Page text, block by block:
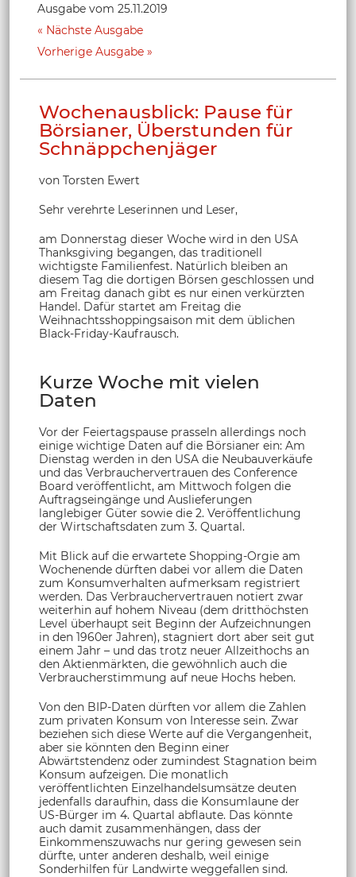
Ausgabe vom 25.11.2019
Nächste Ausgabe
Vorherige Ausgabe
Wochenausblick: Pause für
Börsianer, Überstunden für
Schnäppchenjäger
von Torsten Ewert
Sehr verehrte Leserinnen und Leser,
am Donnerstag dieser Woche wird in den USA
Thanksgiving begangen, das traditionell
wichtigste Familienfest. Natürlich bleiben an
diesem Tag die dortigen Börsen geschlossen und
am Freitag danach gibt es nur einen verkürzten
Handel. Dafür startet am Freitag die
Weihnachtsshoppingsaison mit dem üblichen
Black-Friday-Kaufrausch.
Kurze Woche mit vielen
Daten
Vor der Feiertagspause prasseln allerdings noch
einige wichtige Daten auf die Börsianer ein: Am
Dienstag werden in den USA die Neubauverkäufe
und das Verbrauchervertrauen des Conference
Board veröffentlicht, am Mittwoch folgen die
Auftragseingänge und Auslieferungen
langlebiger Güter sowie die 2. Veröffentlichung
der Wirtschaftsdaten zum 3. Quartal.
Mit Blick auf die erwartete Shopping-Orgie am
Wochenende dürften dabei vor allem die Daten
zum Konsumverhalten aufmerksam registriert
werden. Das Verbrauchervertrauen notiert zwar
weiterhin auf hohem Niveau (dem dritthöchsten
Level überhaupt seit Beginn der Aufzeichnungen
in den 1960er Jahren), stagniert dort aber seit gut
einem Jahr – und das trotz neuer Allzeithochs an
den Aktienmärkten, die gewöhnlich auch die
Verbraucherstimmung auf neue Hochs heben.
Von den BIP-Daten dürften vor allem die Zahlen
zum privaten Konsum von Interesse sein. Zwar
beziehen sich diese Werte auf die Vergangenheit,
aber sie könnten den Beginn einer
Abwärtstendenz oder zumindest Stagnation beim
Konsum aufzeigen. Die monatlich
veröffentlichten Einzelhandelsumsätze deuten
jedenfalls daraufhin, dass die Konsumlaune der
US-Bürger im 4. Quartal abflaute. Das könnte
auch damit zusammenhängen, dass der
Einkommenszuwachs nur gering gewesen sein
dürfte, unter anderen deshalb, weil einige
Sonderhilfen für Landwirte weggefallen sind.